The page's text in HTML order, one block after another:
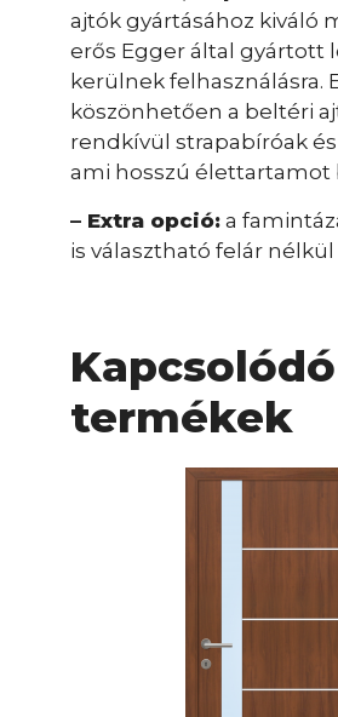
ajtók gyártásához kiváló
erős Egger által gyártott
kerülnek felhasználásra.
köszönhetően a beltéri
rendkívül strapabíróak
ami hosszú élettartamot
– Extra opció: a
is választható felár nélkül
Kapcsolódó
termékek